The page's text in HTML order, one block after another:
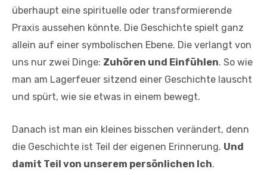
überhaupt eine spirituelle oder transformierende
Praxis aussehen könnte. Die Geschichte spielt ganz
allein auf einer symbolischen Ebene. Die verlangt von
uns nur zwei Dinge: Zuhören und Einfühlen. So wie
man am Lagerfeuer sitzend einer Geschichte lauscht
und spürt, wie sie etwas in einem bewegt.
Danach ist man ein kleines bisschen verändert, denn
die Geschichte ist Teil der eigenen Erinnerung. Und
damit Teil von unserem persönlichen Ich.